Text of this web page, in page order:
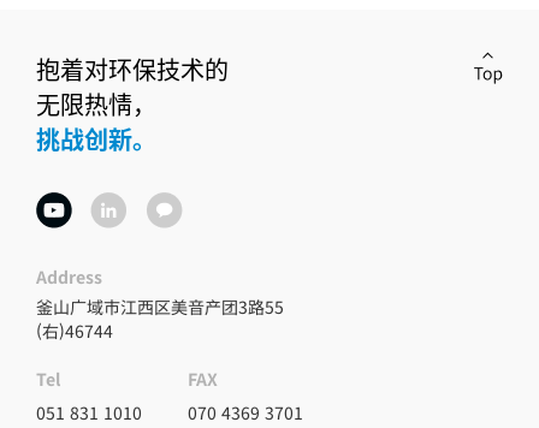
抱着对环保技术的
无限热情，
挑战创新。
Address
釜山广域市江西区美音产团3路55
(右)46744
Tel
051 831 1010
FAX
070 4369 3701